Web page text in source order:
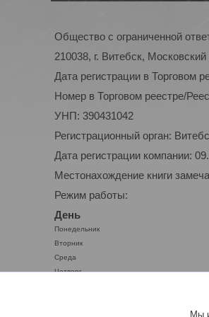
Общество с ограниченной
210038, г. Витебск,
Дата регистрации в Торговом
Номер в Торговом реестре/
УНП: 390431042
Регистрационный орган:
Дата регистрации компании:
Местонахождение книги
Режим работы:
День
Понедельник
Вторник
Среда
Четверг
Мы